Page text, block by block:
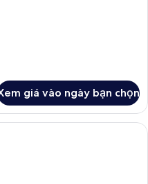
giá vào ngày bạn chọn